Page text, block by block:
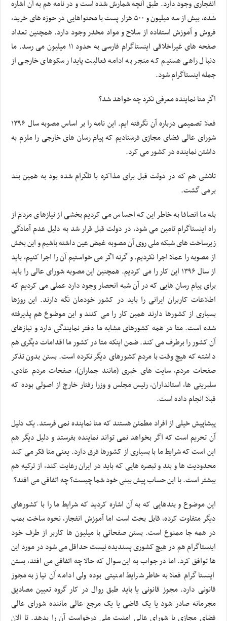
انفجاری وجود دارد. طبق آنچه شمارش شده است و در نامه هم به آن اشاره
شده، بیش از سه میلیون و ۵۰۰ هزار پست با محتواهایی در حوزه های خرید،
فروش و آموزش استفاده از سلاح و مواد مخدر وجود دارد. همچنین تعداد
صفحه های غیراخلاقی اینستاگرام فارسی به حدود ۱۱ میلیون می رسد. ما
دنبال راهی هستیم که منجر به ادامه فعالیت پایدار سکوهای خارجی از
جمله اینستاگرام شود.
اگر متا نماینده معرفی نکرد چه خواهد شد؟
فعلا تصمیمی درباره آن نگرفته ایم. این نامه را بر اساس مصوبه سال ۱۳۹۶
شورای عالی فضای مجازی فرستادیم که پیام رسان های خارجی را ملزم به
داشتن نماینده در کشور می کرد.
تلاشی هم که در دولت قبل برای مذاکره با تلگرام شده بود به همین بند
برمی گشت.
بله ما انصافا به خاطر این که احساس می کردیم بخشی از نیازهای مردم از
راه اینستاگرام تامین می شود، در دولت قبل قرار شد به دلیل عدم آمادگی
زیرساخت های شبکه ملی روی آن مصوبه غمض عین داشته باشیم و این بخش
از مصوبه را عملا اجرا نکردیم. و گرنه اگر می خواستیم آن را اجرا کنیم، باید
از سال ۱۳۹۶ این کار را می کردیم. همچنین این مصوبه شورای عالی را باید
برای پیام رسان هایی که در آن شبه انحصار وجود دارد عملی می کردیم که
اطلاعات کاربران ایرانی را باید در کشور خودمان نگه دارند. این روزها
بسیاری از کشورها دارند همین کار را می کنند و این موضوع هم پذیرفته
شده است. متا در همه کشورهای مشابه ما دفتر نمایندگی دارد و نیازهای
آن کشور را برطرف می کند. ضمن اینکه متا در کشور ما اقدامات دیگری هم
داشته که هیچ وقت با مردم کشورهای دیگر نکرده است. بستن بدون تذکر
صفحات مردم، سایت های خبری (مانند جماران)، صفحات مردم عادی،
سلبریتی ها، استانداران، رئیس مجلس و وزرا رفتار خارج از اصولی بوده که
قبلا انجام داده است.
پیشاپیش خیلی از افراد مطمئن هستند که متا نماینده نمی فرستد. یک دلیل
آن تحریم است که اگر بخواهد نمی تواند نماینده بفرستد و دلیل دیگر هم
این است که شرایط ما با بسیاری از کشورها فرق دارد. یعنی متا فکر می کند
محدودیت ها و بند و تبصره هایی که باید در ایران رعایت کند، از ترکیه هم
بیشتر است. با این حساب پیش بینی خود شما چیست؟ چه اتفاقی می افتد؟
این موضوع و بندهایی که به آن اشاره کردید که شرایط ما را با کشورهای
دیگر متفاوت کرده، قابل بحث است اما آموزش انفجار، نحوه ساخت بمب
در همه جا ممنوع است. بستن صفحاتی با میلیون ها کاربر از طرف خود
اینستاگرام هم در هیچ کشوری پسندیده نیست حداقل می شود در مورد این
ها توافق کرد. اما در جواب به این سوال که حالا چه اتفاقی می افتد، بستن
اینستاگرام فعلا به خاطر شرایط امنیتی بوده ولی ادامه آن نیاز به مجوز
قانونی دارد. مجوز قانونی یا باید طبق روال در کار گروه تعیین مصادیق
مجرمانه صادر شود یا یک قاضی یا یک مرجع عالی ماننده شورای عالی
فضای مجازی یا شورای عالی امنیت ملی درخواست آن را بدهد. تا الان